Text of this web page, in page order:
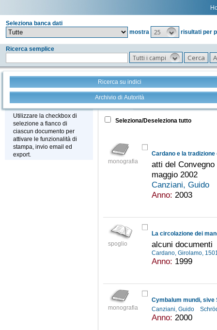
Seleziona banca dati
mostra
25 risultati per
Ricerca semplice
Tutti i campi
Ricerca su indici
Archivio di Autorità
Stampa - Email - Export
Utilizzare la checkbox di
selezione a fianco di
ciascun documento per
attivare le funzionalità di
stampa, invio email ed
export.
Tutto +
Seleziona/Deseleziona tutto
monografia
Cardano e la tradizione
atti del
maggio 2002
Canziani, Guido
Anno: 2003
spoglio
La circolazione dei
alcuni documenti
Cardano, Girolamo,
Anno: 1999
monografia
Cymbalum mundi, sive
Canziani, Guido
Anno: 2000